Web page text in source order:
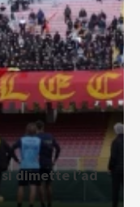
dimette l’ad